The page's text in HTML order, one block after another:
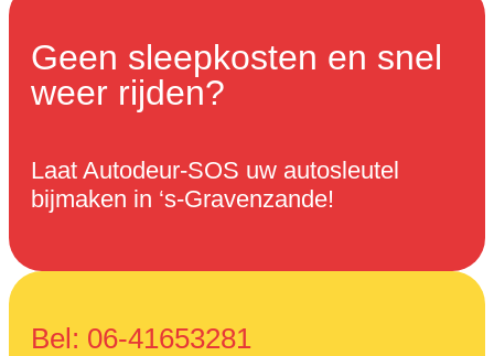
Geen sleepkosten en snel
weer rijden?
Laat Autodeur-SOS uw autosleutel
bijmaken in ‘s-Gravenzande!
Bel: 06-41653281